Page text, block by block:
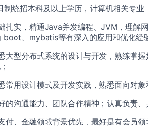
制统招本科及以上学历，计算机相关专业
扎实，精通Java并发编程、JVM，理解
boot、mybatis等有深入的应用和优化经
大型分布式系统的设计与开发，熟练掌
常用设计模式及开发实践，熟悉面向对象
的沟通能力、团队合作精神；认真负责
付、金融领域背景优先，最好是有会员领